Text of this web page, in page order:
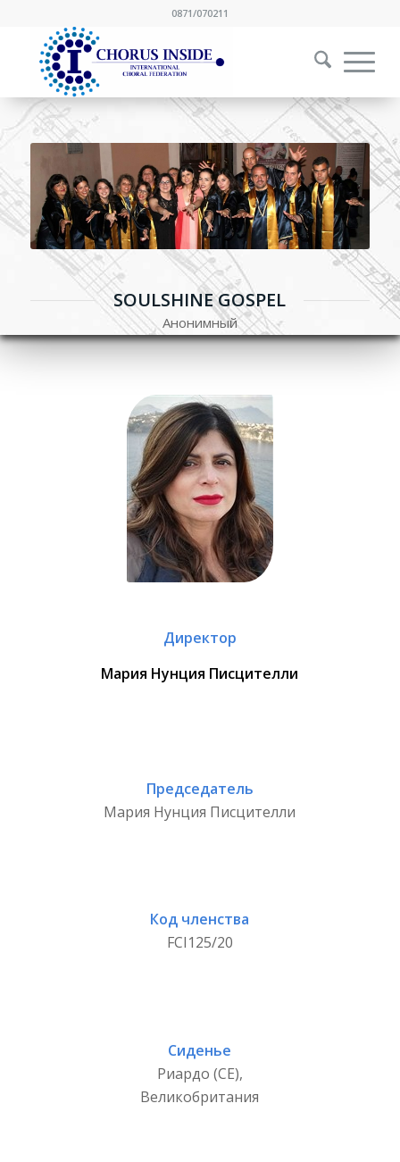
0871/070211
SOULSHINE GOSPEL
Анонимный
Директор
Мария Нунция Писцителли
Председатель
Мария Нунция Писцителли
Код членства
FCI125/20
Сиденье
Риардо (CE),
Великобритания